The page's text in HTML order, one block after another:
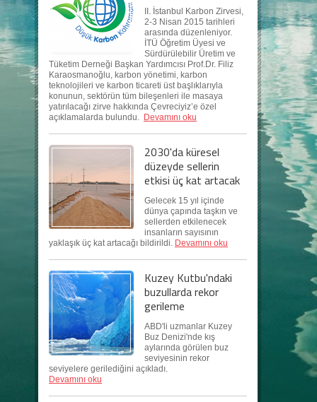
II. İstanbul Karbon Zirvesi,
2-3 Nisan 2015 tarihleri
arasında düzenleniyor.
İTÜ Öğretim Üyesi ve
Sürdürülebilir Üretim ve
Tüketim Derneği Başkan Yardımcısı Prof.Dr. Filiz
Karaosmanoğlu, karbon yönetimi, karbon
teknolojileri ve karbon ticareti üst başlıklarıyla
konunun, sektörün tüm bileşenleri ile masaya
yatırılacağı zirve hakkında Çevreciyiz’e özel
açıklamalarda bulundu. Devamını oku
2030'da küresel
düzeyde sellerin
etkisi üç kat artacak
Gelecek 15 yıl içinde
dünya çapında taşkın ve
sellerden etkilenecek
insanların sayısının
yaklaşık üç kat artacağı bildirildi. Devamını oku
Kuzey Kutbu'ndaki
buzullarda rekor
gerileme
ABD'li uzmanlar Kuzey
Buz Denizi'nde kış
aylarında görülen buz
seviyesinin rekor
seviyelere gerilediğini açıkladı.
Devamını oku